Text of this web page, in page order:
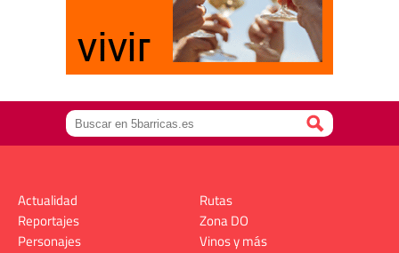
Actualidad
Reportajes
Personajes
Rutas
Zona DO
Vinos y más